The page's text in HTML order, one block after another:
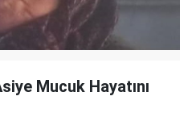
Mucuk Hayatını